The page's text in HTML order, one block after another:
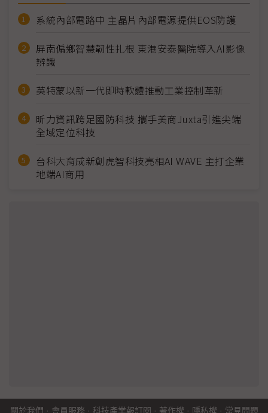
系統內部電路中 主晶片內部電源提供EOS防護
屏南偏鄉智慧韌性扎根 東港安泰醫院導入AI影像
辨識
英特蒙以新一代即時軟體推動工業控制革新
昕力資訊跨足國防科技 攜手美商Juxta引進尖端
全域定位科技
台科大育成新創虎智科技亮相AI WAVE 主打企業
地端AI商用
關於我們 · 會員服務 · 科技產業報訂閱 · 著作權 · 隱私權 · 常見問題